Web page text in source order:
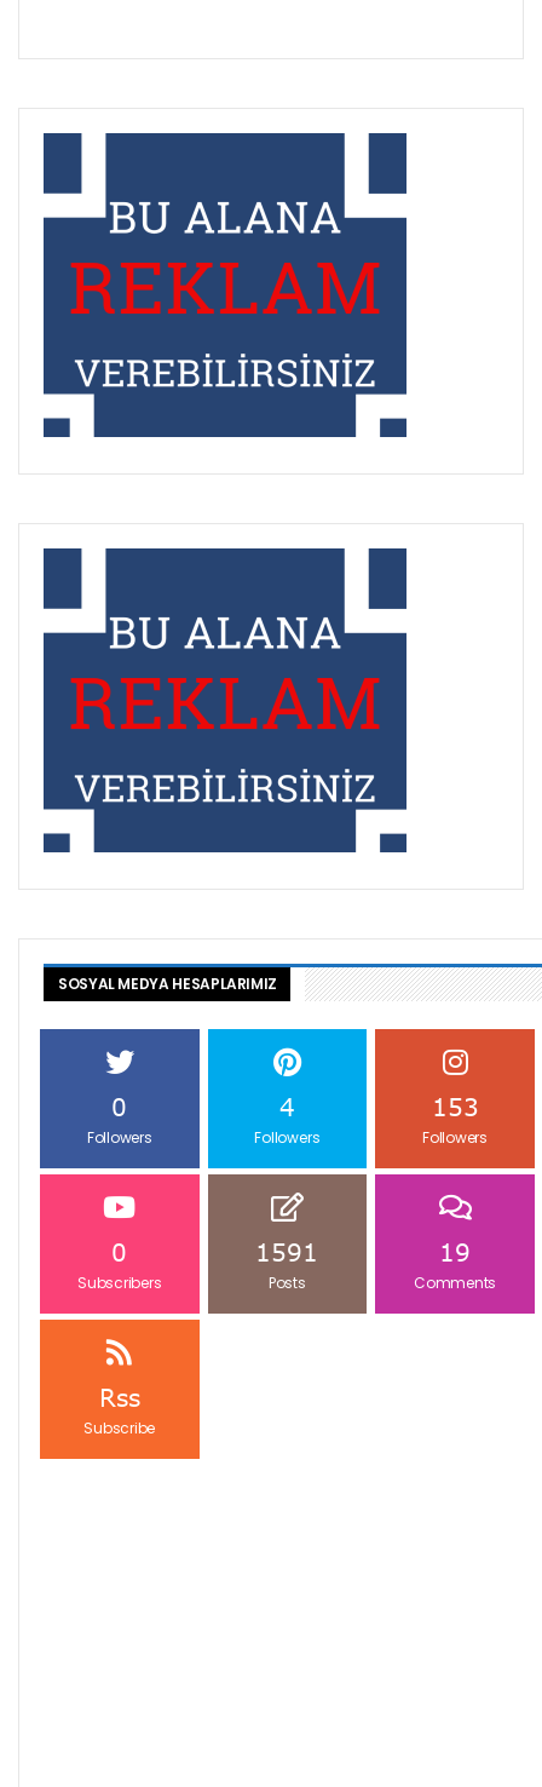
SOSYAL MEDYA HESAPLARIMIZ
0
Followers
4
Followers
153
Followers
0
Subscribers
1591
Posts
19
Comments
Rss
Subscribe